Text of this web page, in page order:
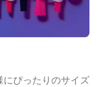
ぴったりのサイズ